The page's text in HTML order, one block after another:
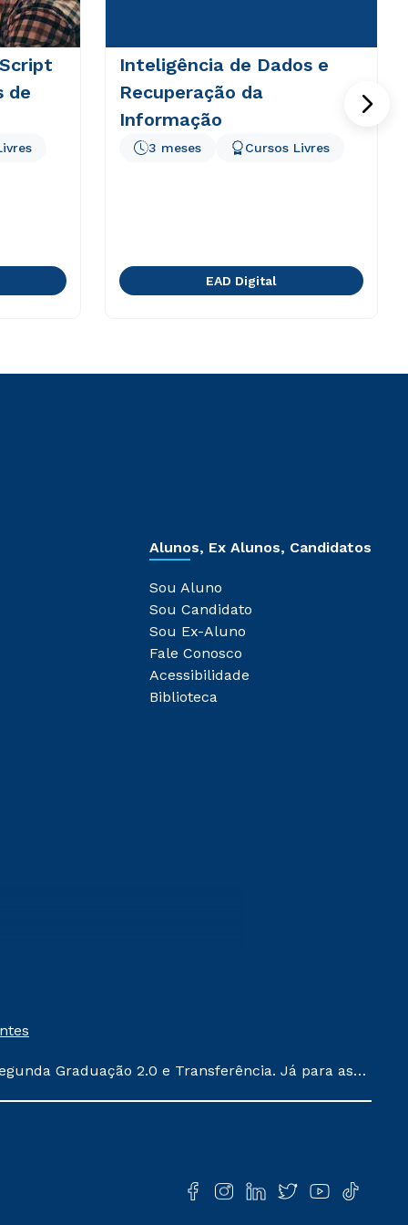
de
Inteligência de Dados e
Recuperação da
Informação
3 meses Cursos Livres
EAD Digital
Alunos, Ex Alunos, Candidatos
Sou Aluno
Sou Candidato
Sou Ex-Aluno
Fale Conosco
Acessibilidade
Biblioteca
Graduação 2.0 e Transferência. Já para as